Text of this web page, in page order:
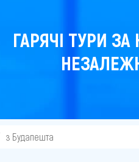
ГАРЯЧІ ТУРИ
з Будапешта